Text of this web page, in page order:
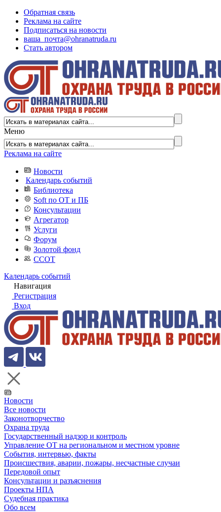
Обратная связь
Реклама на сайте
Подписаться на новости
ваша_почта@ohranatruda.ru
Стать автором
Меню
Реклама на сайте
Новости
Календарь событий
Библиотека
Soft по ОТ и ПБ
Консультации
Агрегатор
Услуги
Форум
Золотой фонд
ССОТ
Календарь событий
Навигация
Регистрация
Вход
Новости
Все новости
Законотворчество
Охрана труда
Государственный надзор и контроль
Управление ОТ на региональном и местном уровне
События, интервью, факты
Происшествия, аварии, пожары, несчастные случаи
Передовой опыт
Консультации и разъяснения
Проекты НПА
Судебная практика
Обо всем